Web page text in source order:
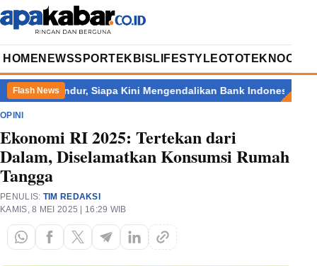
HOME NEWSSPORT EKBIS LIFESTYLEOTOTEKNOOPINI
Flash News
Mundur, Siapa Kini Mengendalikan Bank Indonesia?
OPINI
Ekonomi RI 2025: Tertekan dari
Dalam, Diselamatkan Konsumsi Rumah
Tangga
PENULIS: TIM REDAKSI
KAMIS, 8 MEI 2025 | 16:29 WIB